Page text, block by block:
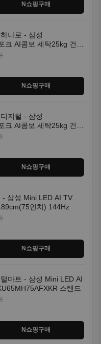
N쇼핑구매
나로 - 삼성
크 AI콤보 세탁25kg 건조
급
N쇼핑구매
지털 - 삼성
크 AI콤보 세탁25kg 건조
급
N쇼핑구매
- 삼성 Mini LED AI TV
인치) 144Hz
N쇼핑구매
마트 - 삼성 Mini LED AI
스탠드
N쇼핑구매